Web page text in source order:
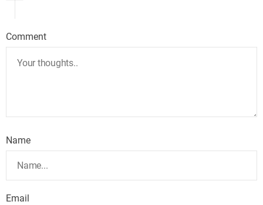
Comment
Name
Email